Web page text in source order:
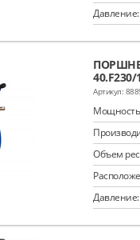
Давление:
40.F230/
Объем
Давление: